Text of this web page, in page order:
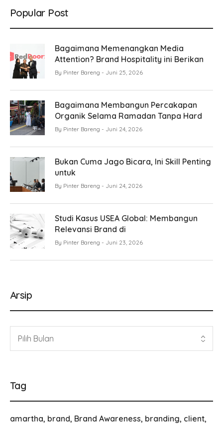
Popular Post
Bagaimana Memenangkan Media
Attention? Brand Hospitality ini Berikan
By Pinter Bareng Juni 25, 2026
Bagaimana Membangun Percakapan
Organik Selama Ramadan Tanpa Hard
By Pinter Bareng Juni 24, 2026
Bukan Cuma Jago Bicara, Ini Skill Penting
untuk
By Pinter Bareng Juni 24, 2026
Studi Kasus USEA Global: Membangun
Relevansi Brand di
By Pinter Bareng Juni 23, 2026
Arsip
Tag
amartha brand Brand Awareness branding client